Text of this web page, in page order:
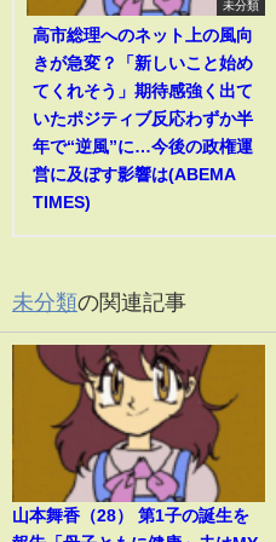
未分類
高市総理へのネット上の風向
きが急変？「新しいこと始め
てくれそう」期待感強く出て
いたポジティブ反応わずか半
年で“逆風”に…今後の政権運
営に及ぼす影響は(ABEMA
TIMES)
未分類の関連記事
山本舞香（28） 第1子の誕生を